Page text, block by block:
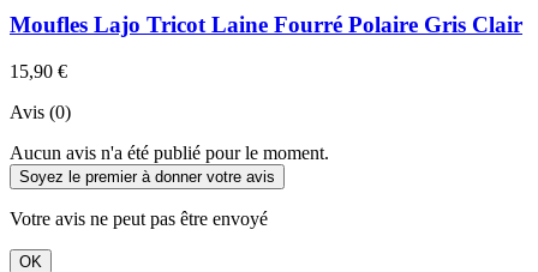
Moufles Lajo Tricot Laine Fourré Polaire Gris Clair
15,90 €
Avis (0)
Aucun avis n'a été publié pour le moment.
Soyez le premier à donner votre avis
Votre avis ne peut pas être envoyé
OK